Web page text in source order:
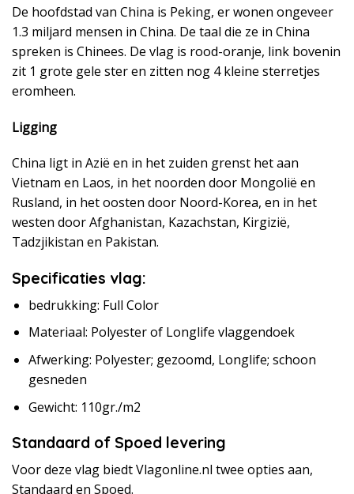
De hoofdstad van China is Peking, er wonen ongeveer
1.3 miljard mensen in China. De taal die ze in China
spreken is Chinees. De vlag is rood-oranje, link bovenin
zit 1 grote gele ster en zitten nog 4 kleine sterretjes
eromheen.
Ligging
China ligt in Azië en in het zuiden grenst het aan
Vietnam en Laos, in het noorden door Mongolië en
Rusland, in het oosten door Noord-Korea, en in het
westen door Afghanistan, Kazachstan, Kirgizië,
Tadzjikistan en Pakistan.
Specificaties vlag:
bedrukking: Full Color
Materiaal: Polyester of Longlife vlaggendoek
Afwerking: Polyester; gezoomd, Longlife; schoon
gesneden
Gewicht: 110gr./m2
Standaard of Spoed levering
Voor deze vlag biedt Vlagonline.nl twee opties aan,
Standaard en Spoed.